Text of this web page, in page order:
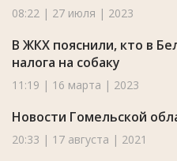
08:22 | 27 июля | 2023
В ЖКХ пояснили, кто в
налога на собаку
11:19 | 16 марта | 2023
Новости Гомельской
20:33 | 17 августа | 2021